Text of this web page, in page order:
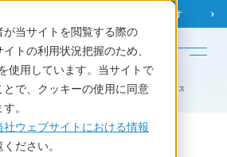
当サイトを閲覧する際の
トの利用状況把握のため、
使用しています。当サイトで
で、クッキーの使用に同意
。
社ウェブサイトにおける情報
ださい。
お役立ち情報を探す
English
捨てるか ―日経に学ぶ、データドリブン組織への転換プロセス